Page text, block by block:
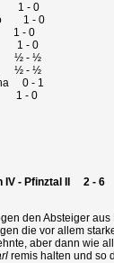
1 - 0
1 - 0
1 - 0
1 - 0
½ - ½
½ - ½
0 - 1
1 - 0
IV - Pfinztal II 2 - 6
den Absteiger
die vor allem
aber dann wie
remis halten und so